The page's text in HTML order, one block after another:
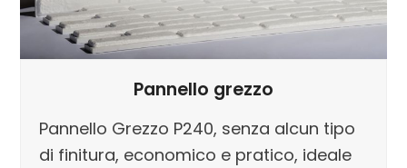
Pannello grezzo
Pannello Grezzo P240, senza alcun tipo
di finitura, economico e pratico, ideale